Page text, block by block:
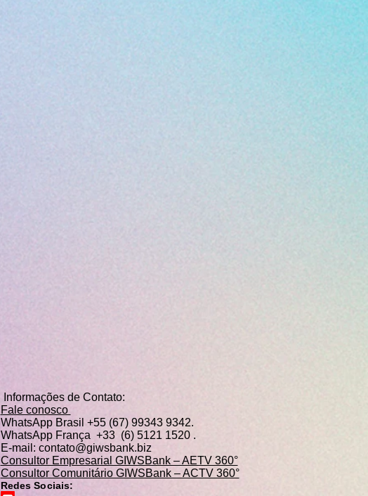
Informações de Contato:
Fale conosco
WhatsApp Brasil +55 (67) 99343 9342.
WhatsApp França +33 (6) 5121 1520 .
E-mail: contato@giwsbank.biz
Consultor Empresarial GIWSBank – AETV 360°
Consultor Comunitário GIWSBank – ACTV 360°
Redes Sociais: